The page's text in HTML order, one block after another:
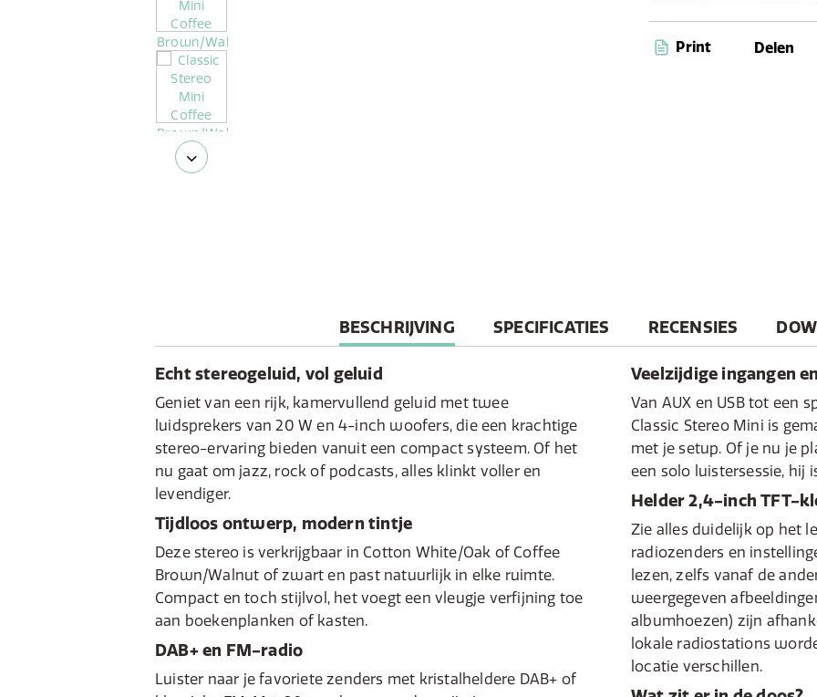
audioformaten
Print Delen
CURRENT
TAB:
BESCHRIJVING SPECIFICATIES RECENSIES
Echt stereogeluid, vol geluid
Geniet van een rijk, kamervullend geluid met twee
luidsprekers van 20 W en 4-inch woofers, die een krachtige
stereo-ervaring bieden vanuit een compact systeem. Of het
nu gaat om jazz, rock of podcasts, alles klinkt voller en
levendiger.
Tijdloos ontwerp, modern tintje
Deze stereo is verkrijgbaar in Cotton White/Oak of Coffee
Brown/Walnut of zwart en past natuurlijk in elke ruimte.
Compact en toch stijlvol, het voegt een vleugje verfijning toe
aan boekenplanken of kasten.
DAB+ en FM-radio
Luister naar je favoriete zenders met kristalheldere DAB+ of
Veelzijdige ingangen
Van AUX en USB tot een
Classic Stereo Mini is
met je setup. Of je nu je
een solo luistersessie, hij
Helder 2,4-inch TFT-
Zie alles duidelijk op het
radiozenders en
lezen, zelfs vanaf de
weergegeven
albumhoezen) zijn
lokale radiostations
locatie verschillen.